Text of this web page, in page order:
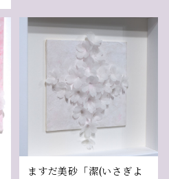
ますだ美砂「潔(いさぎよ